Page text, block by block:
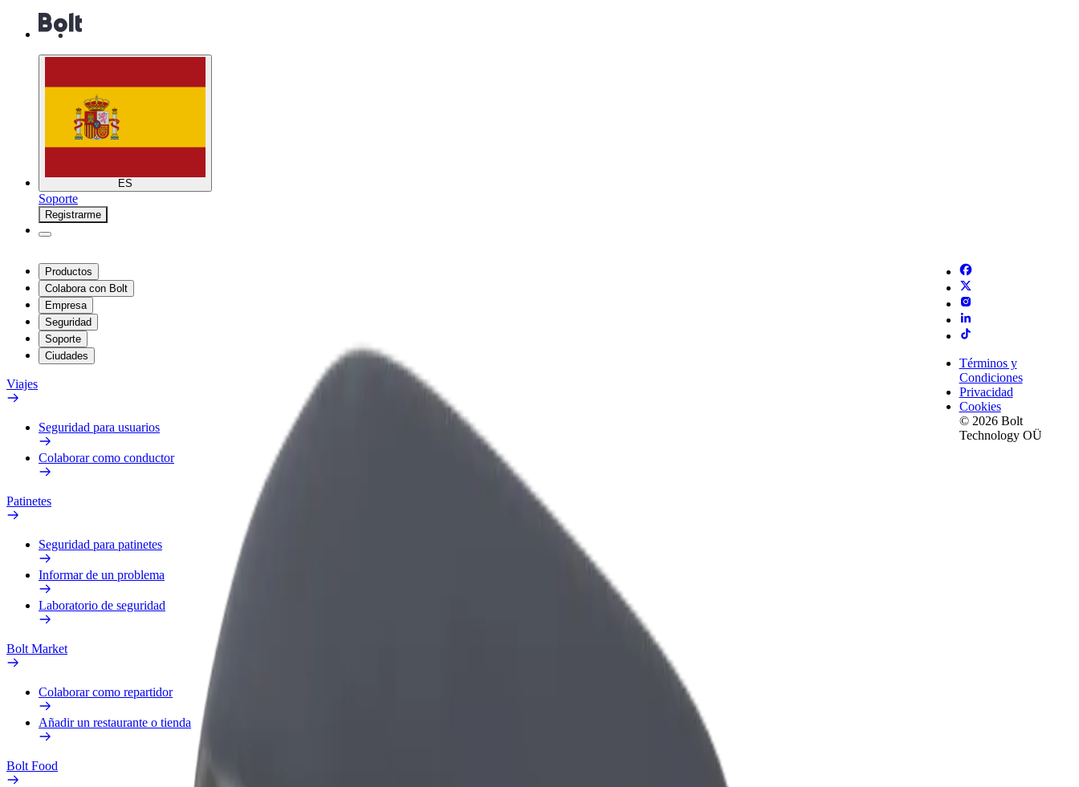
ES
Soporte
Registrarme
Productos
Colabora con Bolt
Empresa
Seguridad
Soporte
Ciudades
Viajes
Seguridad para usuarios
Colaborar como conductor
Patinetes
Seguridad para patinetes
Informar de un problema
Laboratorio de seguridad
Bolt Market
Colaborar como repartidor
Añadir un restaurante o tienda
Bolt Food
Términos y
Condiciones
Privacidad
Cookies
© 2026 Bolt
Technology OÜ